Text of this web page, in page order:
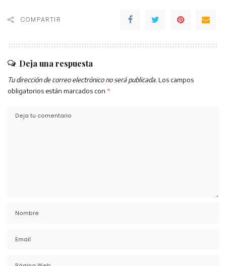
COMPARTIR
Deja una respuesta
Tu dirección de correo electrónico no será publicada. Los campos
obligatorios están marcados con *